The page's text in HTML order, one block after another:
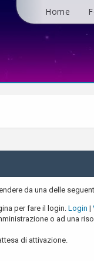
Home
da una delle
per fare il login. Login |
o ad una
di attivazione.